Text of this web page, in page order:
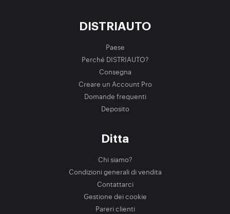
DISTRIAUTO
Paese
Perché DISTRIAUTO?
Consegna
Creare un Account Pro
Domande frequenti
Deposito
Ditta
Chi siamo?
Condizioni generali di vendita
Contattarci
Gestione dei cookie
Pareri clienti